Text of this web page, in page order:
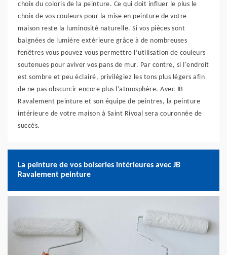
choix du coloris de la peinture. Ce qui doit influer le plus le
choix de vos couleurs pour la mise en peinture de votre
maison reste la luminosité naturelle. Si vos pièces sont
baignées de lumière extérieure grâce à de nombreuses
fenêtres vous pouvez vous permettre l’utilisation de couleurs
soutenues pour aviver vos pans de mur. Par contre, si l'endroit
est sombre et peu éclairé, privilégiez les tons plus légers afin
de ne pas obscurcir encore plus l’atmosphère. Avec JB
Ravalement peinture et son équipe de peintres, la peinture
intérieure de votre maison à Saint Rivoal sera couronnée de
succès.
La peinture de vos boiseries intérieures avec JB
Ravalement peinture